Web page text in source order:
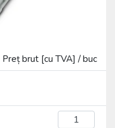
Preț brut [cu TVA] / buc